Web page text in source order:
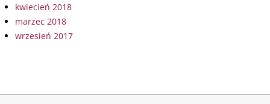
kwiecień 2018
marzec 2018
wrzesień 2017